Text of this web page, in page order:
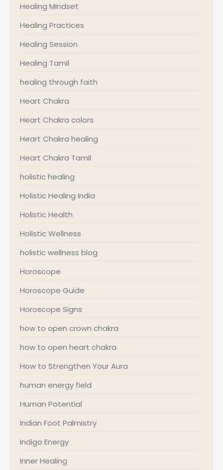
Healing Mindset
Healing Practices
Healing Session
Healing Tamil
healing through faith
Heart Chakra
Heart Chakra colors
Heart Chakra healing
Heart Chakra Tamil
holistic healing
Holistic Healing India
Holistic Health
Holistic Wellness
holistic wellness blog
Horoscope
Horoscope Guide
Horoscope Signs
how to open crown chakra
how to open heart chakra
How to Strengthen Your Aura
human energy field
Human Potential
Indian Foot Palmistry
Indigo Energy
Inner Healing